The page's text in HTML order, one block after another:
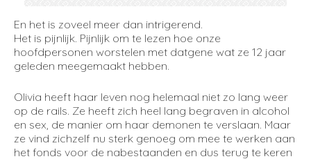
En het is zoveel meer dan intrigerend.
Het is pijnlijk. Pijnlijk om te lezen hoe onze
hoofdpersonen worstelen met datgene wat ze 12 jaar
geleden meegemaakt hebben.
Olivia heeft haar leven nog helemaal niet zo lang weer
op de rails. Ze heeft zich heel lang begraven in alcohol
en sex, de manier om haar demonen te verslaan. Maar
ze vind zichzelf nu sterk genoeg om mee te werken aan
het fonds voor de nabestaanden en dus terug te keren